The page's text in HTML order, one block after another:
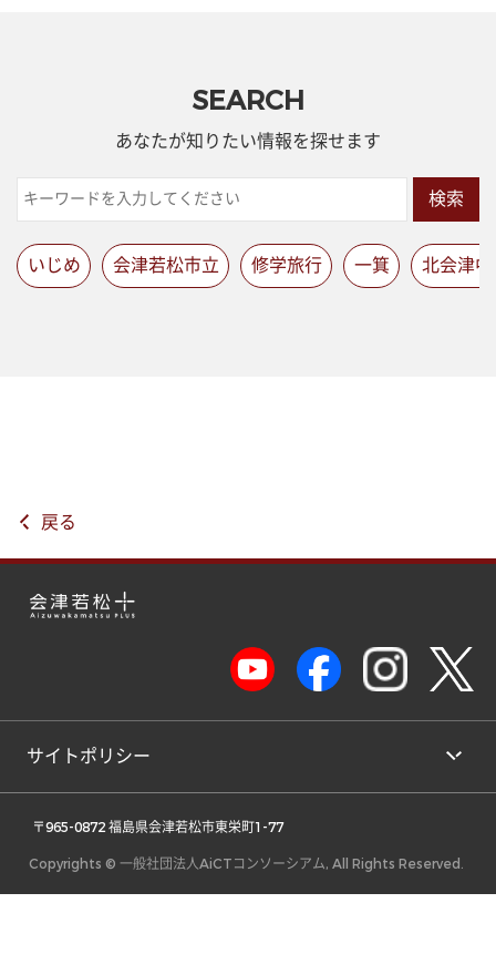
SEARCH
あなたが知りたい情報を探せます
検索
いじめ 会津若松市立 修学旅行 一箕 北会津中
戻る
サイトポリシー
〒965-0872 福島県会津若松市東栄町1-77
Copyrights © 一般社団法人AiCTコンソーシアム, All Rights Reserved.